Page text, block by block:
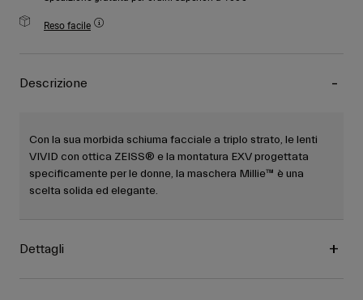
Reso facile
Descrizione
Con la sua morbida schiuma facciale a triplo strato, le lenti
VIVID con ottica ZEISS® e la montatura EXV progettata
specificamente per le donne, la maschera Millie™ è una
scelta solida ed elegante.
Dettagli